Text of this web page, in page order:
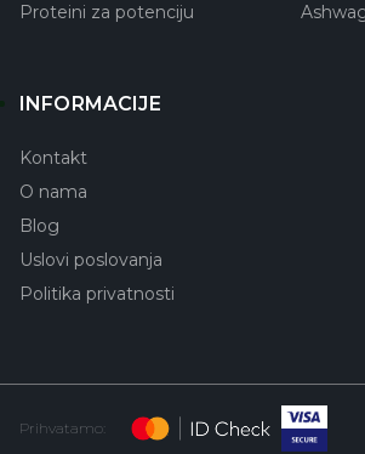
Proteini za potenciju
INFORMACIJE
Kontakt
O nama
Blog
Uslovi poslovanja
Politika privatnosti
Prihvatamo: